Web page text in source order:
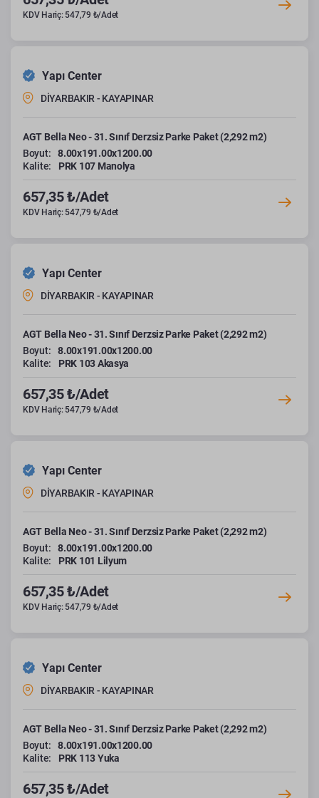
KDV Hariç: 547,79 ₺/Adet
Yapı Center
DİYARBAKIR - KAYAPINAR
AGT Bella Neo - 31. Sınıf Derzsiz Parke Paket (2,292 m2)
Boyut:
8.00x191.00x1200.00
Kalite:
PRK 107 Manolya
657,35 ₺/Adet
KDV Hariç: 547,79 ₺/Adet
Yapı Center
DİYARBAKIR - KAYAPINAR
AGT Bella Neo - 31. Sınıf Derzsiz Parke Paket (2,292 m2)
Boyut:
8.00x191.00x1200.00
Kalite:
PRK 103 Akasya
657,35 ₺/Adet
KDV Hariç: 547,79 ₺/Adet
Yapı Center
DİYARBAKIR - KAYAPINAR
AGT Bella Neo - 31. Sınıf Derzsiz Parke Paket (2,292 m2)
Boyut:
8.00x191.00x1200.00
Kalite:
PRK 101 Lilyum
657,35 ₺/Adet
KDV Hariç: 547,79 ₺/Adet
Yapı Center
DİYARBAKIR - KAYAPINAR
AGT Bella Neo - 31. Sınıf Derzsiz Parke Paket (2,292 m2)
Boyut:
8.00x191.00x1200.00
Kalite:
PRK 113 Yuka
657,35 ₺/Adet